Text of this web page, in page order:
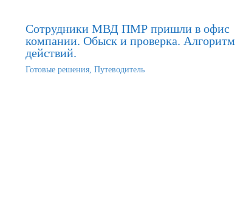
Сотрудники МВД ПМР пришли в офис
компании. Обыск и проверка. Алгоритм
действий.
Готовые решения Путеводитель